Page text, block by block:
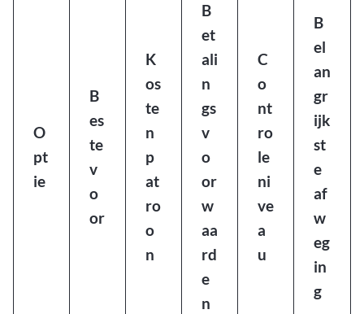
O
pt
ie
B
es
te
v
o
or
K
os
te
n
p
at
ro
o
n
B
et
ali
n
gs
v
o
or
w
aa
rd
e
n
C
o
nt
ro
le
ni
ve
a
u
B
el
an
gr
ijk
st
e
af
w
eg
in
g